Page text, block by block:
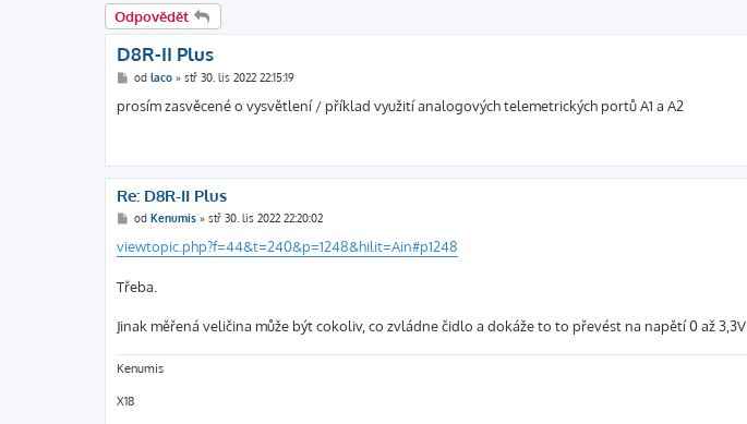
Odpovědět
D8R-II Plus
P
í
s
e
k
od laco» stř 30. lis 2022 22:15:19
prosím zasvěcené o vysvětlení / příklad využití analogových telemetrických portů A1 a A2
Re: D8R-II Plus
P
í
s
ě
v
k
od Kenumis» stř 30. lis 2022 22:20:02
viewtopic.php?f=44&t=240&p=1248&hilit=Ain#p1248
Třeba.
Jinak měřená veličina může být cokoliv, co zvládne čidlo a dokáže to to převést na napětí 0 až 3,3V
Kenumis
X18